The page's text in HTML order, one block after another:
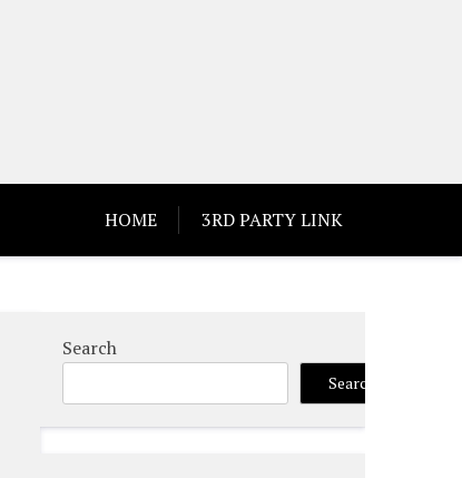
HOME 3RD PARTY LINK
Search
Search